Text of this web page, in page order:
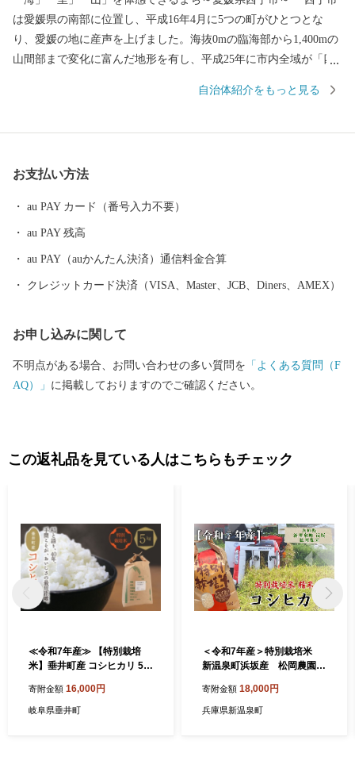
は愛媛県の南部に位置し、平成16年4月に5つの町がひとつとな
り、愛媛の地に産声を上げました。海抜0mの臨海部から1,400mの
山間部まで変化に富んだ地形を有し、平成25年に市内全域が「四
かな自然環境・景観、その地で息づいてきた歴史と伝統文化を誇
自治体紹介をもっと見る
お支払い方法
au PAY カード（番号入力不要）
au PAY 残高
au PAY（auかんたん決済）通信料金合算
クレジットカード決済（VISA、Master、JCB、Diners、AMEX）
お申し込みに関して
不明点がある場合、お問い合わせの多い質問を 「よくある質問（F
AQ）」 に掲載しておりますのでご確認ください。
この返礼品を見ている人はこちらもチェック
≪令和7年産≫ 【特別栽培
米】垂井町産 コシヒカリ 5k
寄附金額 16,000円
岐阜県垂井町
＜令和7年産＞特別栽培米
新温泉町浜坂産 松岡農園の
寄附金額 18,000円
兵庫県新温泉町